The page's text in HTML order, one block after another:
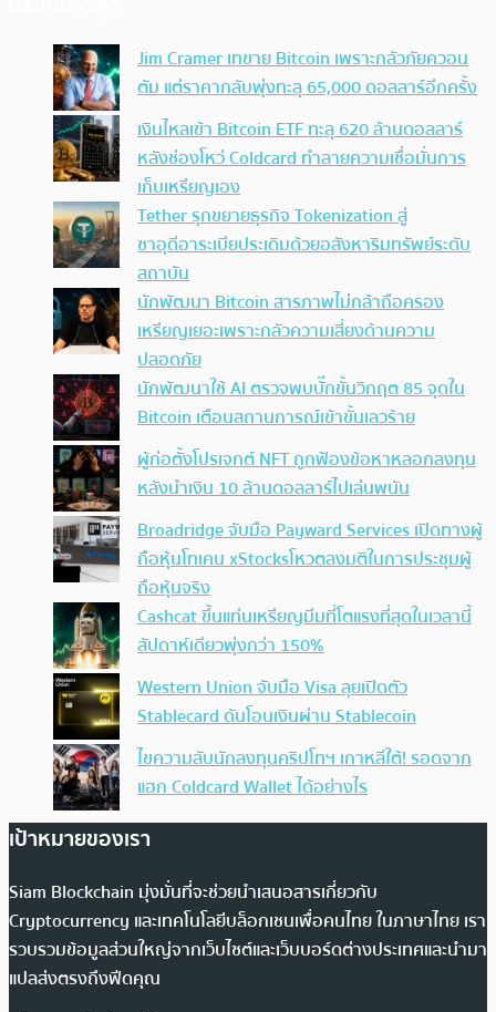
Jim Cramer เทขาย Bitcoin เพราะกลัวภัยควอน
ตัม แต่ราคากลับพุ่งทะลุ 65,000 ดอลลาร์อีกครั้ง
เงินไหลเข้า Bitcoin ETF ทะลุ 620 ล้านดอลลาร์
หลังช่องโหว่ Coldcard ทำลายความเชื่อมั่นการ
เก็บเหรียญเอง
Tether รุกขยายธุรกิจ Tokenization สู่
ซาอุดีอาระเบียประเดิมด้วยอสังหาริมทรัพย์ระดับ
สถาบัน
นักพัฒนา Bitcoin สารภาพไม่กล้าถือครอง
เหรียญเยอะเพราะกลัวความเสี่ยงด้านความ
ปลอดภัย
นักพัฒนาใช้ AI ตรวจพบบั๊กขั้นวิกฤต 85 จุดใน
Bitcoin เตือนสถานการณ์เข้าขั้นเลวร้าย
ผู้ก่อตั้งโปรเจกต์ NFT ถูกฟ้องข้อหาหลอกลงทุน
หลังนำเงิน 10 ล้านดอลลาร์ไปเล่นพนัน
Broadridge จับมือ Payward Services เปิดทางผู้
ถือหุ้นโทเคน xStocksโหวตลงมติในการประชุมผู้
ถือหุ้นจริง
Cashcat ขึ้นแท่นเหรียญมีมที่โตแรงที่สุดในเวลานี้
สัปดาห์เดียวพุ่งกว่า 150%
Western Union จับมือ Visa ลุยเปิดตัว
Stablecard ดันโอนเงินผ่าน Stablecoin
ไขความลับนักลงทุนคริปโทฯ เกาหลีใต้! รอดจาก
แฮก Coldcard Wallet ได้อย่างไร
เป้าหมายของเรา
Siam Blockchain มุ่งมั่นที่จะช่วยนำเสนอสารเกี่ยวกับ
Cryptocurrency และเทคโนโลยีบล็อกเชนเพื่อคนไทย ในภาษาไทย เรา
รวบรวมข้อมูลส่วนใหญ่จากเว็บไซต์และเว็บบอร์ดต่างประเทศและนำมา
แปลส่งตรงถึงฟีดคุณ